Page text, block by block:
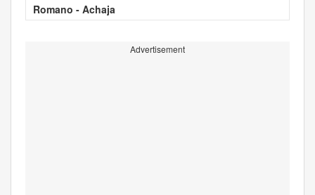
Romano - Achaja
Advertisement